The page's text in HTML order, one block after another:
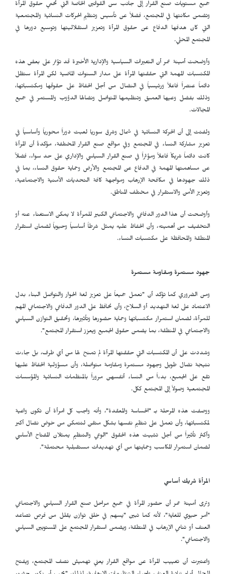
جميع مستويات صنع القرار إلى جانب سن القوانين الخاصة التي تحمي حقوق المرأة
وتضمن مكانتها في المجتمع، فضلاً عن تأسيس وتنظيم الحركات النسائية والمجتمعية
التي كان هدفها الدفاع عن حقوق المرأة وتعزيز استقلاليتها وتوسيع دورها في
المجتمع المحلي.
وأوضحت أمينة عمر أن التغيرات السياسية والإدارية الأخيرة قد تؤثر على بعض هذه
المكتسبات المهمة التي حققتها المرأة على مدار السنوات الماضية لكن المرأة ستظل
دائماً عنصراً فاعلاً ورئيسياً في النضال من أجل الحفاظ على حقوقها ومكتسباتها،
وذلك بفضل وعيها العميق وتنظيمها المتواصل ونضالها الدؤوب والمستمر في جميع
المجالات.
ولفتت إلى أن الحركة النسائية في شمال وشرق سوريا لعبت دوراً محورياً وأساسياً في
تعزيز مشاركة النساء في المجتمع وفي مواقع صنع القرار المختلفة، مؤكدةً أن المرأة
كانت دائماً شريكاً فاعلاً ومؤثراً في صنع القرار السياسي والإداري على حد سواء، فضلاً
عن مساهمتها المهمة في الدفاع عن المجتمع والأرض وحماية حقوق النساء، بما في
ذلك جهودها في مكافحة الإرهاب ومواجهة كافة التحديات الأمنية والاجتماعية،
وتعزيز الأمن والاستقرار في مختلف المناطق.
وأوضحت أن هذا الدور الدفاعي والاجتماعي الكبير للمرأة لا يمكن الاستغناء عنه أو
التخفيف من أهميته، وأن الحفاظ عليه يمثل شرطاً أساسياً وحيوياً لضمان استقرار
المنطقة والمحافظة على مكتسبات النساء.
جهود مستمرة ومقاومة مستمرة
ومن الضروري كما تؤكد أن "نعمل جميعاً على تعزيز لغة الحوار والتواصل البناء بدل
الاعتماد على لغة التهديد أو السلاح، وأن نحافظ على الدور الدفاعي والاجتماعي المهم
للمرأة، لضمان استمرار مكتسباتها وحماية حضورها وتأثيرها، وتحقيق التوازن السياسي
والاجتماعي في المنطقة، بما يضمن حقوق الجميع ويعزز استقرار المجتمع".
وشددت على أن المكتسبات التي حققتها المرأة لم تمنح لها من أي طرف، بل جاءت
نتيجة نضال طويل وجهود مستمرة ومقاومة متواصلة، وأن مسؤولية الحفاظ عليها
تقع على الجميع، بدءاً من النساء أنفسهن مروراً بالمنظمات النسائية والمؤسسات
المجتمعية وصولاً إلى المجتمع ككل.
ووصفت هذه المرحلة بـ "الحساسة والمعقدة"، وأنه واجب كل امرأة أن تكون واعية
لمكتسباتها، وأن تعمل على تنظيم نفسها بشكل متقن لتتمكن من خوض نضال أكبر
وأكثر تأثيراً من أجل تثبيت هذه الحقوق "الوعي والتنظيم يمثلان المفتاح الأساسي
لضمان استمرار المكاسب وحمايتها من أي تهديدات مستقبلية محتملة".
المرأة شريك أساسي
وترى أمينة عمر أن حضور المرأة في جميع مراحل صنع القرار السياسي والاجتماعي
"أمر حيوي للغاية"، لأنه كما تبين "يسهم في خلق توازن يقلل من فرص تصاعد
العنف أو تنامي الإرهاب في المنطقة، ويضمن استقرار المجتمع على المستويين السياسي
والاجتماعي".
واعتبرت أن تغييب المرأة عن مواقع القرار يعني تهميش نصف المجتمع، ويفتح